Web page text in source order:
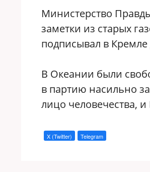
Министерство
заметки из старых
подписывал в
В Океании были
в партию насильно
лицо человечества,
X (Twitter) Telegram